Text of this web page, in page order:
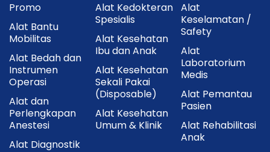
Promo
Alat Bantu
Mobilitas
Alat Bedah dan
Instrumen
Operasi
Alat dan
Perlengkapan
Anestesi
Alat Diagnostik
Alat Kedokteran
Spesialis
Alat Kesehatan
Ibu dan Anak
Alat Kesehatan
Sekali Pakai
(Disposable)
Alat Kesehatan
Umum & Klinik
Alat
Keselamatan /
Safety
Alat
Laboratorium
Medis
Alat Pemantau
Pasien
Alat Rehabilitasi
Anak